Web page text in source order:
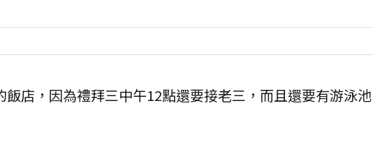
店，因為禮拜三中午12點還要接老三，而且還要有游泳